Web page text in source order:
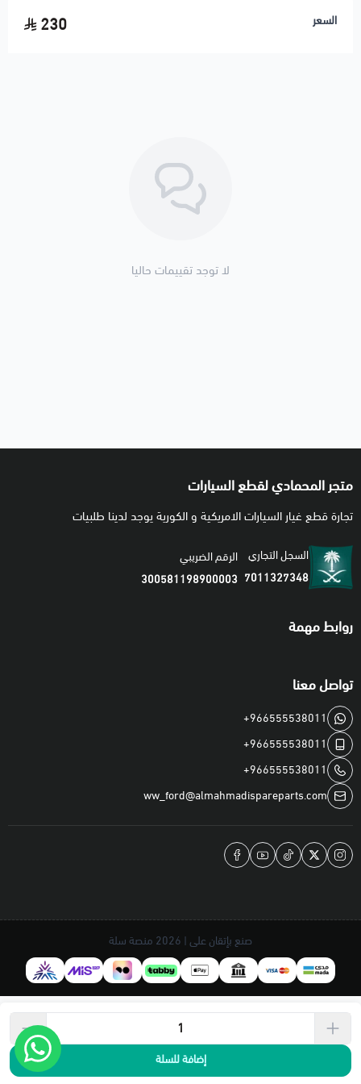
الحساس أو البوابةالسعر 230
إضافة للسلة
لا توجد تقييمات حاليا
متجر المحمادي لقطع السيارات
تجارة قطع غيار السيارات الامريكية و الكورية يوجد لدينا طلبيات
السجل التجاري
7011327348
الرقم الضريبي
300581198900003
روابط مهمة
تواصل معنا
+966555538011
+966555538011
+966555538011
ww_ford@almahmadispareparts.com
صنع بإتقان على | 2026 منصة سلة